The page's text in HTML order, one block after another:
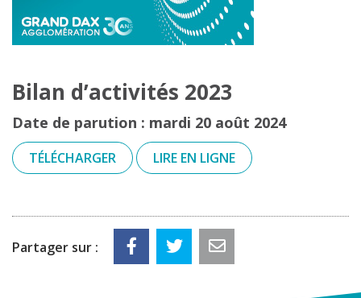
Bilan d’activités 2023
Date de parution : mardi 20 août 2024
TÉLÉCHARGER LIRE EN LIGNE
Partager sur :